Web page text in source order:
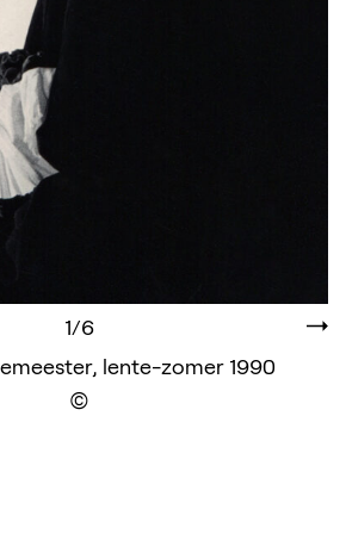
lente-zomer 1990
1/6